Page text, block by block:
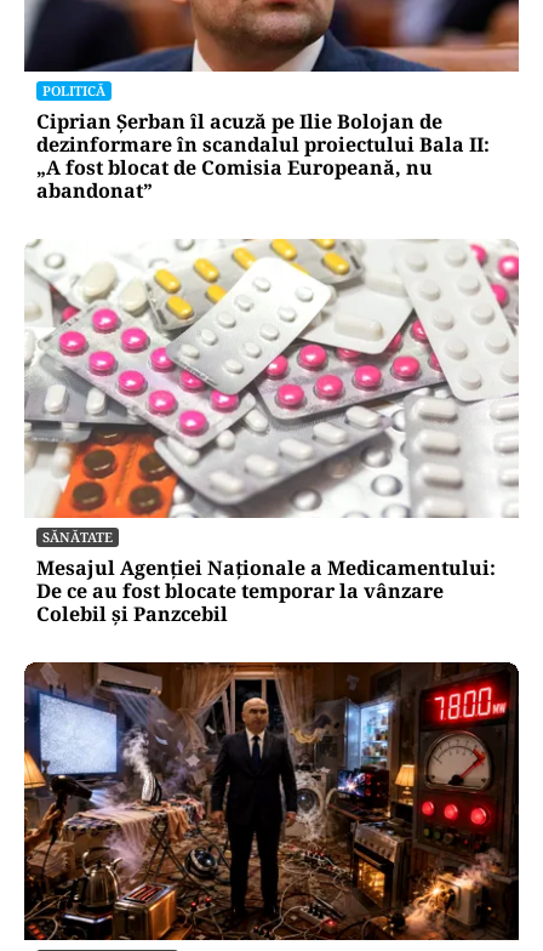
POLITICĂ
Ciprian Șerban îl acuză pe Ilie Bolojan de
dezinformare în scandalul proiectului Bala II:
„A fost blocat de Comisia Europeană, nu
abandonat”
SĂNĂTATE
Mesajul Agenției Naționale a Medicamentului:
De ce au fost blocate temporar la vânzare
Colebil și Panzcebil